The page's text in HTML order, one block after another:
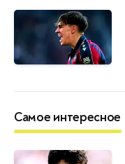
Самое интересное